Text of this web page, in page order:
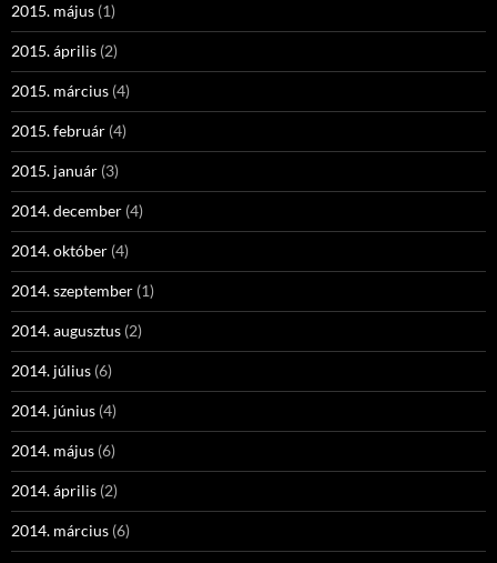
2015. május (1)
2015. április (2)
2015. március (4)
2015. február (4)
2015. január (3)
2014. december (4)
2014. október (4)
2014. szeptember (1)
2014. augusztus (2)
2014. július (6)
2014. június (4)
2014. május (6)
2014. április (2)
2014. március (6)